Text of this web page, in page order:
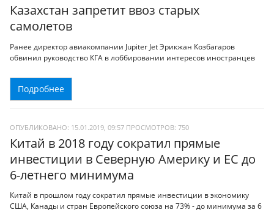
Казахстан запретит ввоз старых
самолетов
Ранее директор авиакомпании Jupiter Jet Эрикжан Козбагаров
обвинил руководство КГА в лоббировании интересов иностранцев
Подробнее
ОПУБЛИКОВАНО: 15.01.2019, 09:57 ПРОСМОТРОВ: 750
Китай в 2018 году сократил прямые
инвестиции в Северную Америку и ЕС до
6-летнего минимума
Китай в прошлом году сократил прямые инвестиции в экономику
США, Канады и стран Европейского союза на 73% - до минимума за 6